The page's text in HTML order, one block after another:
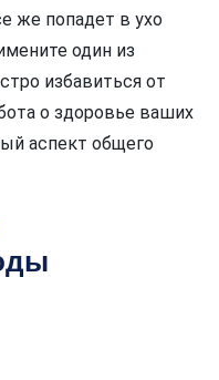
же попадет в ухо
один из
избавиться от
о здоровье ваших
аспект общего